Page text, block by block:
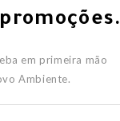
em primeira mão
Ambiente.